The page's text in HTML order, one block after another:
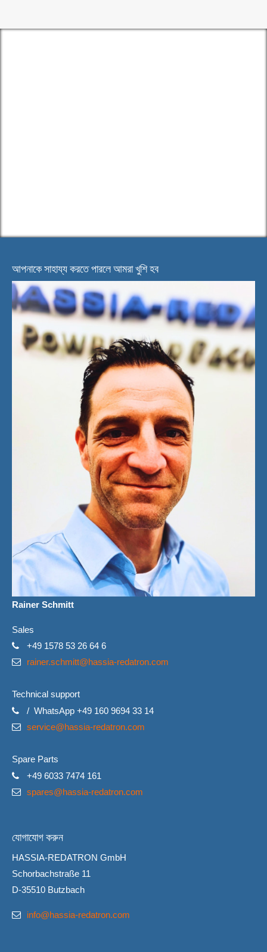
আপনাকে সাহায্য করতে পারলে আমরা খুশি হব
Rainer Schmitt
Sales
+49 1578 53 26 64 6
rainer.schmitt@hassia-redatron.com
Technical support
/ WhatsApp +49 160 9694 33 14
service@hassia-redatron.com
Spare Parts
+49 6033 7474 161
spares@hassia-redatron.com
যোগাযোগ করুন
HASSIA-REDATRON GmbH
Schorbachstraße 11
D-35510 Butzbach
info@hassia-redatron.com